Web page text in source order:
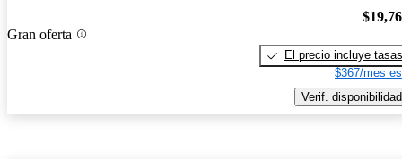
Gran oferta
El precio incluye tasas
$367/mes
Verif. disponibilidad